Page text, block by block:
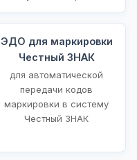
ЭДО для маркировки
Честный ЗНАК
для автоматической
передачи кодов
маркировки в систему
Честный ЗНАК